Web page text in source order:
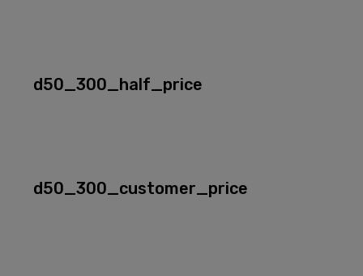
d50_300_half_price
d50_300_customer_price